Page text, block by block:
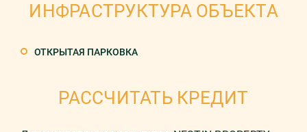
ИНФРАСТРУКТУРА ОБЪЕКТА
ОТКРЫТАЯ ПАРКОВКА
РАССЧИТАТЬ КРЕДИТ